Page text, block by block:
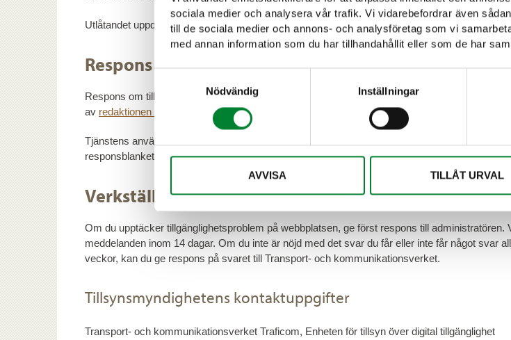
sociala medier och analysera vår trafik. Vi vidarebefordrar även
till de sociala medier och annons- och analysföretag som vi
med annan information som du har tillhandahållit eller som de har
Nödvändig
Inställningar
AVVISA TILLÅT URVAL
Utlåtandet uppdateradades senast den 9 mars 2026.
Respons och kontaktuppgifter
Respons om tillgängligheten är välkommen via responsblanketten.Respons om
av redaktionen på webbplatsen Suurpedot.fi
Tjänstens användare kan be att få innehåll med bristfällig tillgänglighet på ett alternativt sätt med
responsblanketten.
Verkställighetsförfarande
Om du upptäcker tillgänglighetsproblem på webbplatsen, ge först respons till administratören.
meddelanden inom 14 dagar. Om du inte är nöjd med det svar du får eller inte får något svar
veckor, kan du ge respons på svaret till Transport- och kommunikationsverket.
Tillsynsmyndighetens kontaktuppgifter
Transport- och kommunikationsverket Traficom, Enheten för tillsyn över digital tillgänglighet